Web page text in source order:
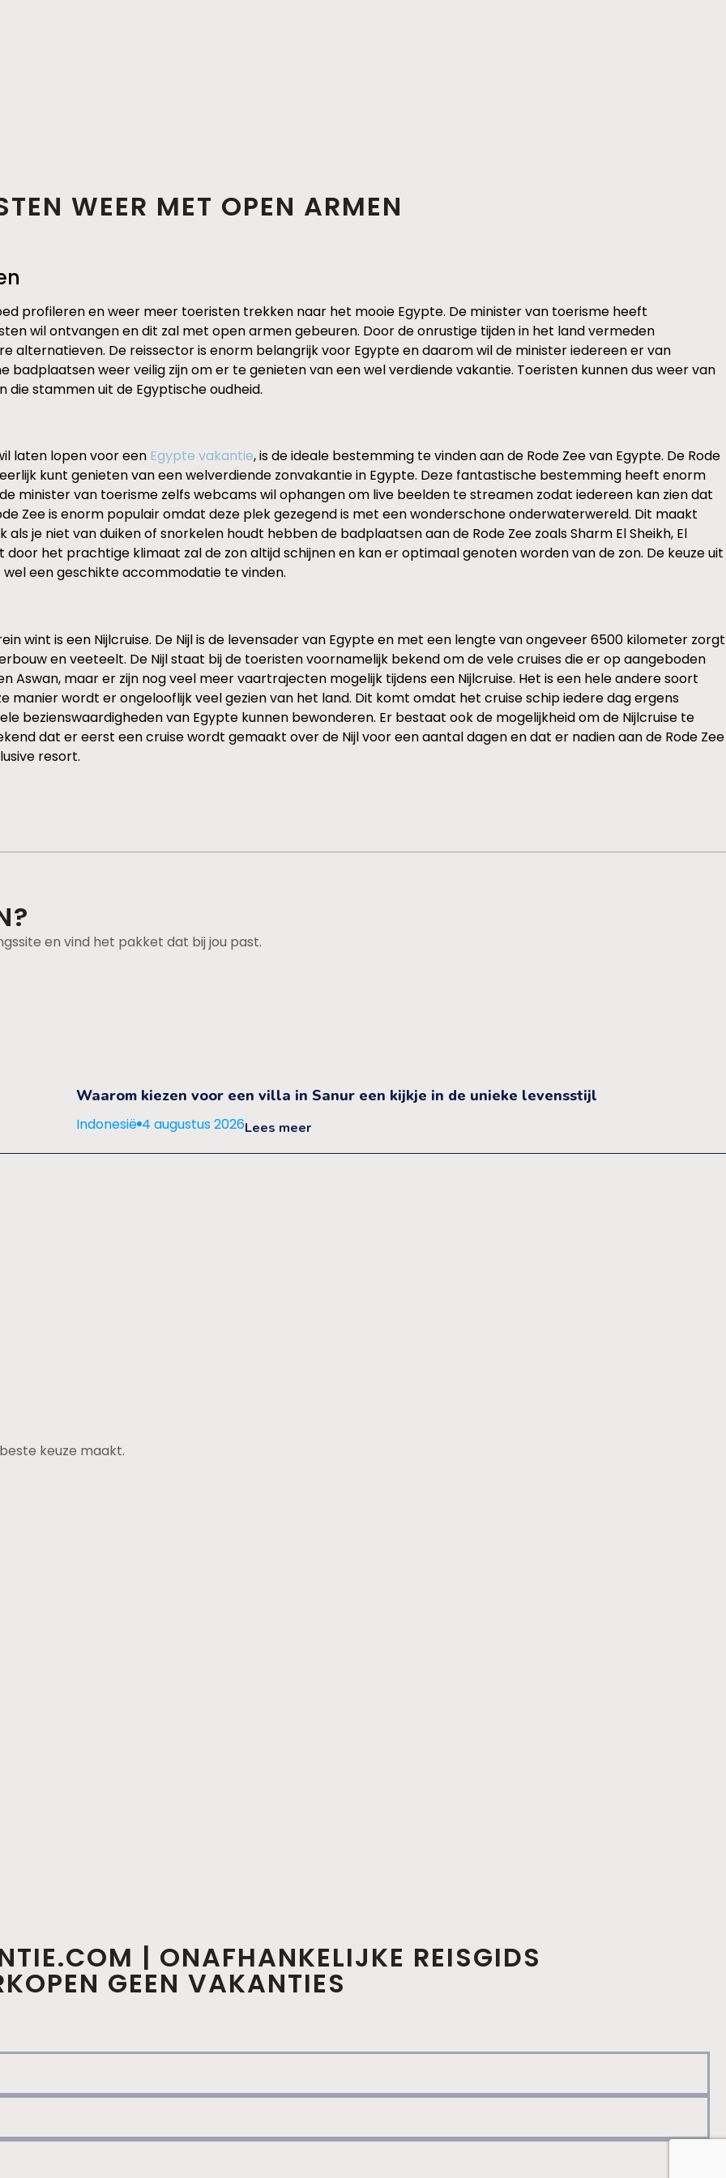
WEER MET OPEN ARMEN
profileren en weer meer toeristen trekken naar het mooie Egypte. De minister van toerisme heeft
wil ontvangen en dit zal met open armen gebeuren. Door de onrustige tijden in het land vermeden
alternatieven. De reissector is enorm belangrijk voor Egypte en daarom wil de minister iedereen er van
weer veilig zijn om er te genieten van een wel verdiende vakantie. Toeristen kunnen dus weer van
stammen uit de Egyptische oudheid.
laten lopen voor een Egypte vakantie, is de ideale bestemming te vinden aan de Rode Zee van Egypte. De Rode
kunt genieten van een welverdiende zonvakantie in Egypte. Deze fantastische bestemming heeft enorm
minister van toerisme zelfs webcams wil ophangen om live beelden te streamen zodat iedereen kan zien dat
Zee is enorm populair omdat deze plek gezegend is met een wonderschone onderwaterwereld. Dit maakt
je niet van duiken of snorkelen houdt hebben de badplaatsen aan de Rode Zee zoals Sharm El Sheikh, El
het prachtige klimaat zal de zon altijd schijnen en kan er optimaal genoten worden van de zon. De keuze uit
een geschikte accommodatie te vinden.
wint is een Nijlcruise. De Nijl is de levensader van Egypte en met een lengte van ongeveer 6500 kilometer zorgt
en veeteelt. De Nijl staat bij de toeristen voornamelijk bekend om de vele cruises die er op aangeboden
Aswan, maar er zijn nog veel meer vaartrajecten mogelijk tijdens een Nijlcruise. Het is een hele andere soort
manier wordt er ongelooflijk veel gezien van het land. Dit komt omdat het cruise schip iedere dag ergens
bezienswaardigheden van Egypte kunnen bewonderen. Er bestaat ook de mogelijkheid om de Nijlcruise te
dat er eerst een cruise wordt gemaakt over de Nijl voor een aantal dagen en dat er nadien aan de Rode Zee
resort.
en vind het pakket dat bij jou past.
Waarom kiezen voor een villa in Sanur een kijkje in de unieke levensstijl
Indonesië 4 augustus 2026Lees meer
keuze maakt.
| ONAFHANKELIJKE REISGIDS
GEEN VAKANTIES